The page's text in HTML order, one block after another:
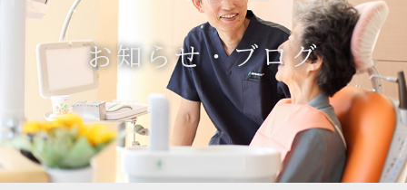
お知らせ・ブログ